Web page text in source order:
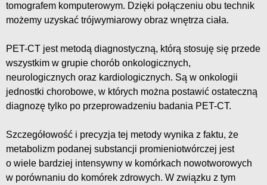
tomografem komputerowym. Dzięki połączeniu obu technik
możemy uzyskać trójwymiarowy obraz wnętrza ciała.
PET-CT jest metodą diagnostyczną, którą stosuję się przede
wszystkim w grupie chorób onkologicznych,
neurologicznych oraz kardiologicznych. Są w onkologii
jednostki chorobowe, w których można postawić ostateczną
diagnozę tylko po przeprowadzeniu badania PET-CT.
Szczegółowość i precyzja tej metody wynika z faktu, że
metabolizm podanej substancji promieniotwórczej jest
o wiele bardziej intensywny w komórkach nowotworowych
w porównaniu do komórek zdrowych. W związku z tym